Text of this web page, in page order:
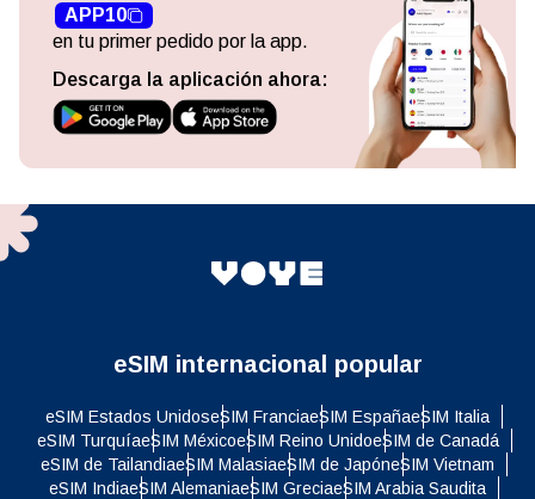
APP10
en tu primer pedido por la app.
Descarga la aplicación ahora:
eSIM internacional popular
eSIM Estados UnidoseSIM FranciaeSIM EspañaeSIM Italia
eSIM TurquíaeSIM MéxicoeSIM Reino UnidoeSIM de Canadá
eSIM de TailandiaeSIM MalasiaeSIM de JapóneSIM Vietnam
eSIM IndiaeSIM AlemaniaeSIM GreciaeSIM Arabia Saudita